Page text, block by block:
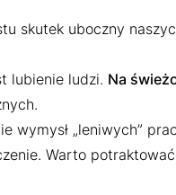
skutek uboczny
lubienie ludzi. Na
wymysł „leniwych”
Warto